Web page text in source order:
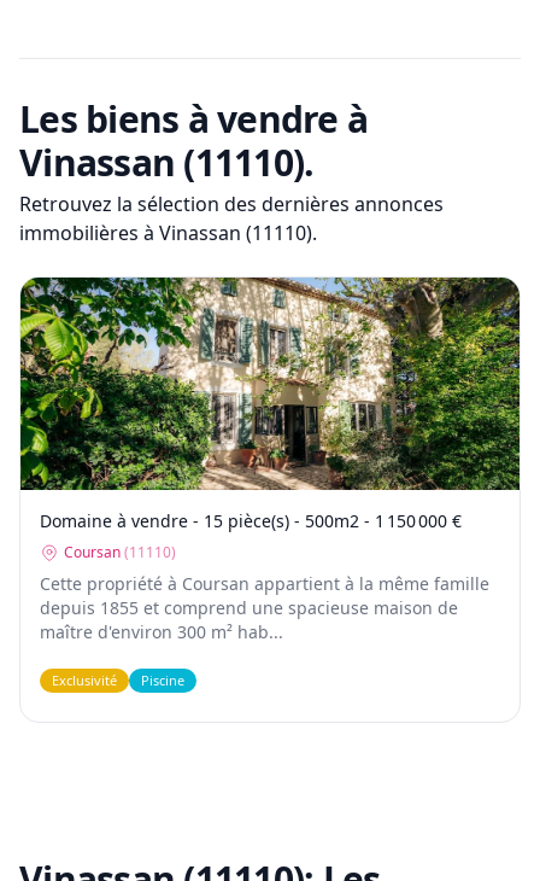
Les biens à vendre à
Vinassan (11110).
Retrouvez la sélection des dernières annonces
immobilières à Vinassan (11110).
Domaine à vendre - 15 pièce(s) - 500m2 - 1 150 000 €
Coursan(11110)
Cette propriété à Coursan appartient à la même famille
depuis 1855 et comprend une spacieuse maison de
maître d'environ 300 m² hab...
Exclusivité Piscine